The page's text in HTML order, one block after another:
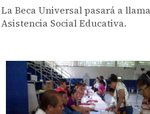
La Beca Universal pasará a
Asistencia Social Educativa.